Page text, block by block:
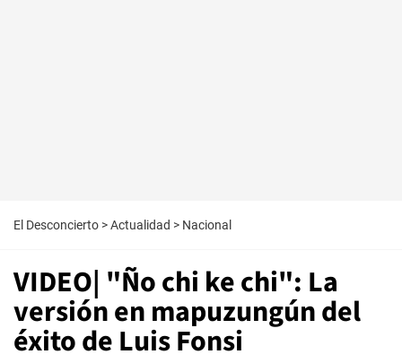
El Desconcierto >Actualidad > Nacional
VIDEO| "Ño chi ke chi": La
versión en mapuzungún del
éxito de Luis Fonsi